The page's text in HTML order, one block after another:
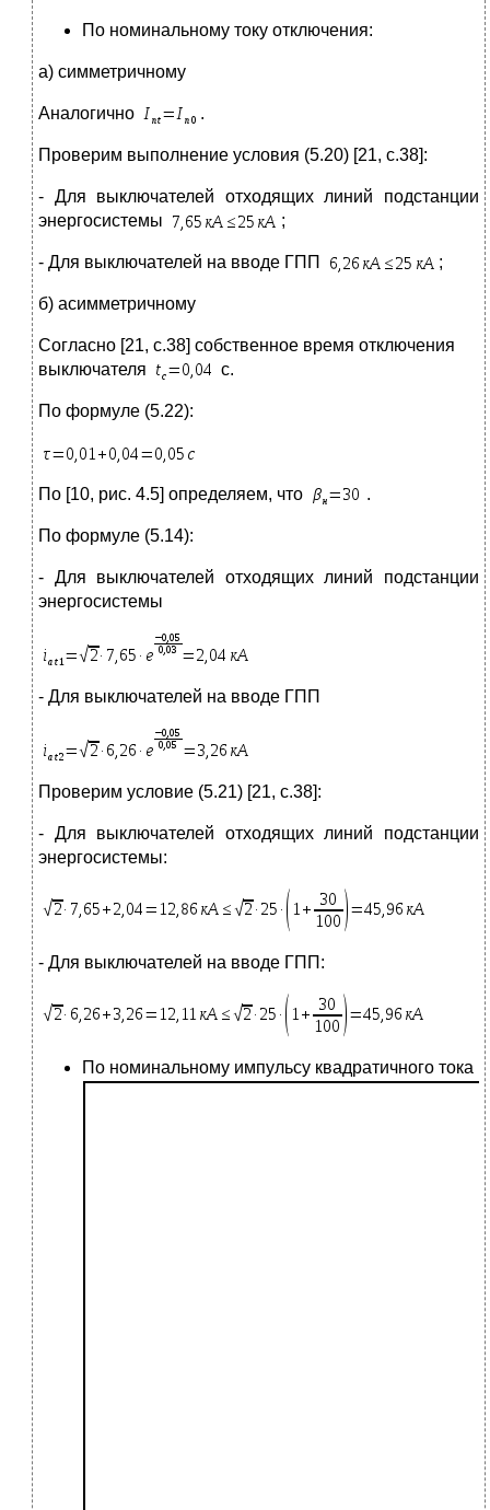
По номинальному току отключения:
а) симметричному
Аналогично .
Проверим выполнение условия (5.20) [21, с.38]:
- Для выключателей отходящих линий подстанции
энергосистемы
;
- Для выключателей на вводе ГПП ;
б) асимметричному
Согласно [21, с.38] собственное время отключения
выключателя
с.
По формуле (5.22):
По [10, рис. 4.5] определяем, что .
По формуле (5.14):
- Для выключателей отходящих линий подстанции
энергосистемы
- Для выключателей на вводе ГПП
Проверим условие (5.21) [21, с.38]:
- Для выключателей отходящих линий подстанции
энергосистемы:
- Для выключателей на вводе ГПП:
По номинальному импульсу квадратичного тока